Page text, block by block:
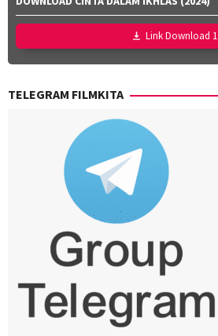
Effendi,
Nurul
Ravika
Utari
Nofita
Link Download 1
TELEGRAM FILMKITA